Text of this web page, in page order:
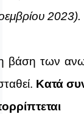
2023).
βάση των
Κατά